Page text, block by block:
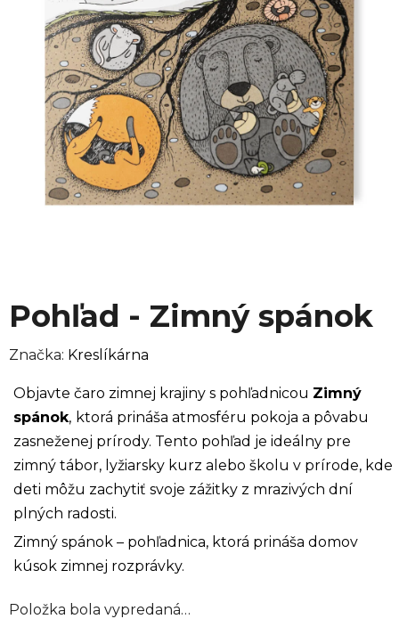
Pohľad - Zimný spánok
Značka: Kreslíkárna
Objavte čaro zimnej krajiny s pohľadnicou Zimný
spánok, ktorá prináša atmosféru pokoja a pôvabu
zasneženej prírody. Tento pohľad je ideálny pre
zimný tábor, lyžiarsky kurz alebo školu v prírode, kde
deti môžu zachytiť svoje zážitky z mrazivých dní
plných radosti.
Zimný spánok – pohľadnica, ktorá prináša domov
kúsok zimnej rozprávky.
Položka bola vypredaná…